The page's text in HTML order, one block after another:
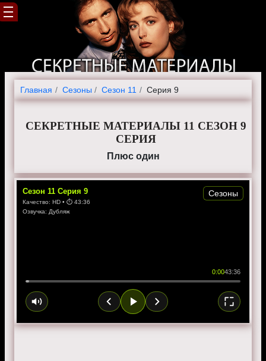
Главная Cезоны Сезон 11 Серия 9
СЕКРЕТНЫЕ МАТЕРИАЛЫ 11 СЕЗОН 9
СЕРИЯ
Плюс один
Сезон 11 Серия 9
Качество: HD • ⏱ 43:36
Озвучка: Дубляж
0:0043:36
Сезоны